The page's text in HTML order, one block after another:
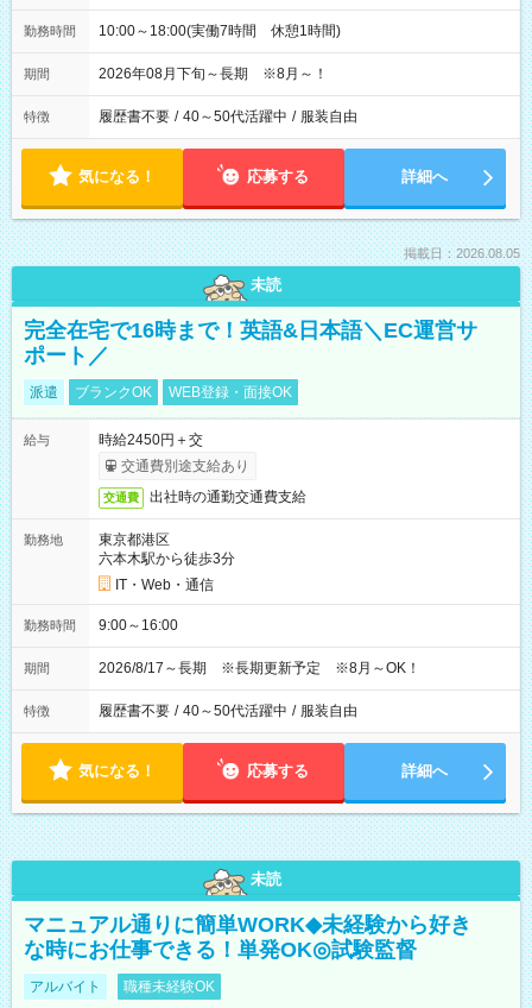
勤務時間 10:00～18:00(実働7時間 休憩1時間)
期間 2026年08月下旬～長期 ※8月～！
特徴 履歴書不要 / 40～50代活躍中 / 服装自由
気になる！ 応募する 詳細へ
掲載日：2026.08.05
未読
完全在宅で16時まで！英語&日本語＼EC運営サ
ポート／
派遣 ブランクOK WEB登録・面接OK
給与
時給2450円＋交
交通費別途支給あり
交通費 出社時の通勤交通費支給
勤務地
東京都港区
六本木駅から徒歩3分
IT・Web・通信
勤務時間 9:00～16:00
期間 2026/8/17～長期 ※長期更新予定 ※8月～OK！
特徴 履歴書不要 / 40～50代活躍中 / 服装自由
気になる！ 応募する 詳細へ
未読
マニュアル通りに簡単WORK◆未経験から好き
な時にお仕事できる！単発OK◎試験監督
アルバイト 職種未経験OK